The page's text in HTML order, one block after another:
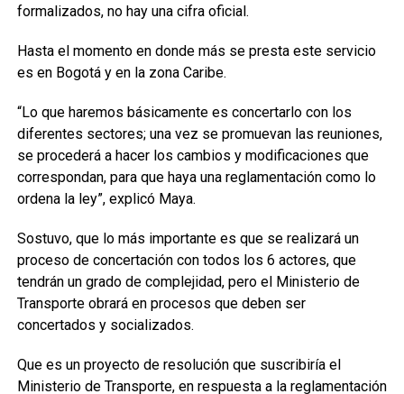
formalizados, no hay una cifra oficial.
Hasta el momento en donde más se presta este servicio
es en Bogotá y en la zona Caribe.
“Lo que haremos básicamente es concertarlo con los
diferentes sectores; una vez se promuevan las reuniones,
se procederá a hacer los cambios y modificaciones que
correspondan, para que haya una reglamentación como lo
ordena la ley”, explicó Maya.
Sostuvo, que lo más importante es que se realizará un
proceso de concertación con todos los 6 actores, que
tendrán un grado de complejidad, pero el Ministerio de
Transporte obrará en procesos que deben ser
concertados y socializados.
Que es un proyecto de resolución que suscribiría el
Ministerio de Transporte, en respuesta a la reglamentación